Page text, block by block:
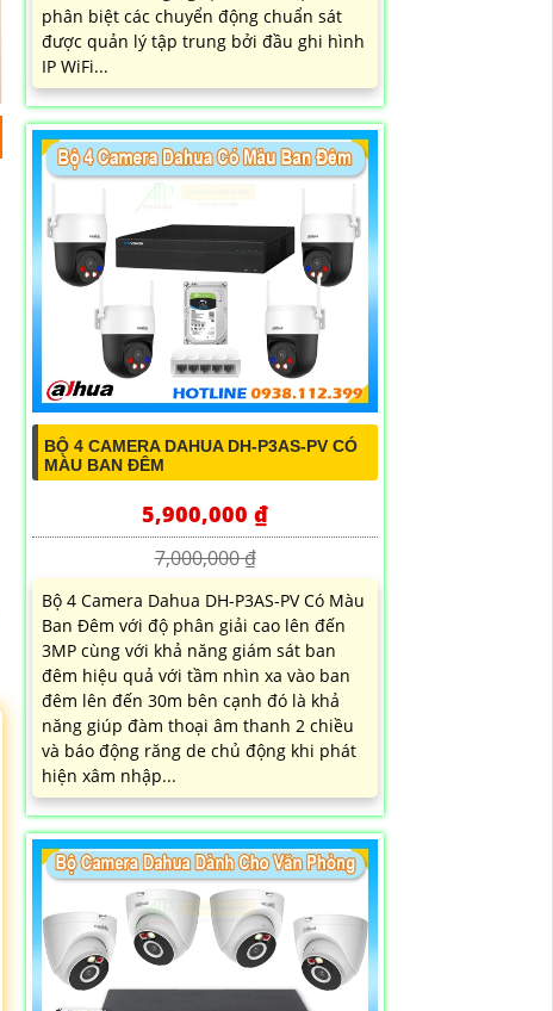
phân biệt các chuyển động chuẩn sát
được quản lý tập trung bởi đầu ghi hình
IP WiFi...
BỘ 4 CAMERA DAHUA DH-P3AS-PV CÓ
MÀU BAN ĐÊM
5,900,000 ₫
7,000,000 ₫
Bộ 4 Camera Dahua DH-P3AS-PV Có Màu
Ban Đêm với độ phân giải cao lên đến
3MP cùng với khả năng giám sát ban
đêm hiệu quả với tầm nhìn xa vào ban
đêm lên đến 30m bên cạnh đó là khả
năng giúp đàm thoại âm thanh 2 chiều
và báo động răng de chủ động khi phát
hiện xâm nhập...